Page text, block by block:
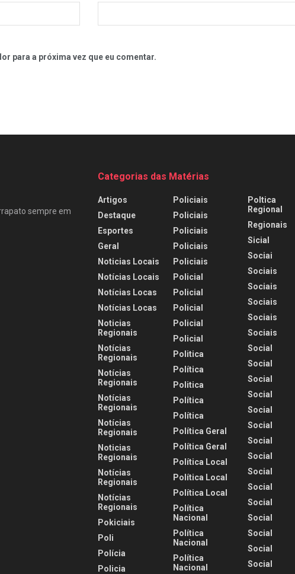
para a próxima vez que eu comentar.
sempre em
Categorias das Matérias
Artigos
Destaque
Esportes
Geral
Noticias Locais
Notícias Locais
Notícias Locas
Notícias Locas
Noticias
Regionais
Notícias
Regionais
Notícias
Regionais
Notícias
Regionais
Notícias
Regionais
Noticias
Regionais
Notícias
Regionais
Notícias
Regionais
Pokiciais
Poli
Polícia
Policia
Policiais
Policiais
Policiais
Policiais
Policiais
Policial
Policial
Policial
Policial
Policial
Politica
Política
Politica
Política
Política
Política Geral
Política Geral
Política Local
Política Local
Política Local
Política
Nacional
Política
Nacional
Política
Nacional
Poltica
Regional
Regionais
Sicial
Sociai
Sociais
Sociais
Sociais
Sociais
Sociais
Social
Social
Social
Social
Social
Social
Social
Social
Social
Social
Social
Social
Social
Social
Social